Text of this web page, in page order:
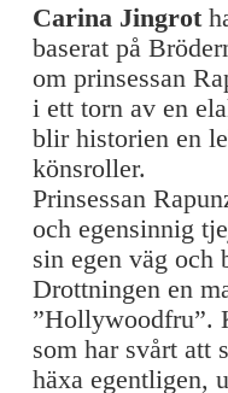
Carina Jingrot
baserat på
om prinsessan
i ett torn av en
blir historien en
könsroller.
Prinsessan
och egensinnig
sin egen väg och
Drottningen en
”Hollywoodfru”.
som har svårt att
häxa egentligen,